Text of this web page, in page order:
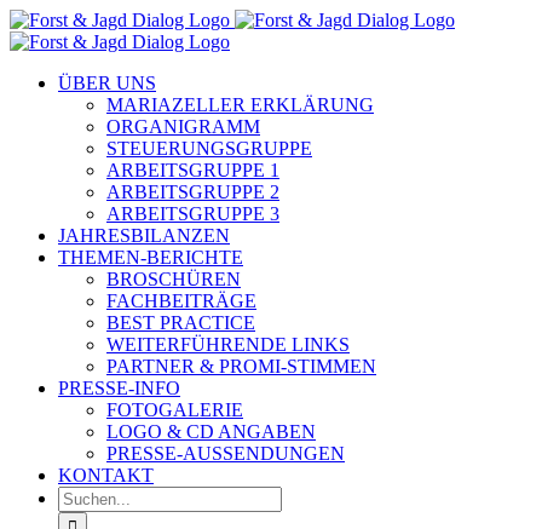
Zum
Inhalt
ÜBER UNS
MARIAZELLER ERKLÄRUNG
ORGANIGRAMM
STEUERUNGSGRUPPE
ARBEITSGRUPPE 1
ARBEITSGRUPPE 2
ARBEITSGRUPPE 3
JAHRESBILANZEN
THEMEN-BERICHTE
BROSCHÜREN
FACHBEITRÄGE
BEST PRACTICE
WEITERFÜHRENDE LINKS
PARTNER & PROMI-STIMMEN
PRESSE-INFO
FOTOGALERIE
LOGO & CD ANGABEN
PRESSE-AUSSENDUNGEN
KONTAKT
Suche
nach: